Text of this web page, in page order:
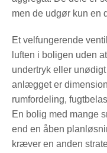
men de udgør kun en
Et velfungerende
luften i boligen uden
undertryk eller
anlægget er
rumfordeling,
En bolig med mange
end en åben
kræver en anden